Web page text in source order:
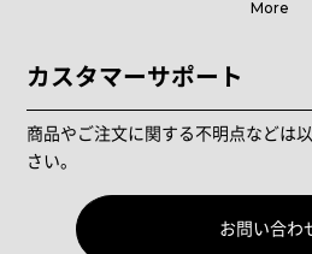
More
カスタマーサポート
商品やご注文に関する不明点などは
さい。
お問い合わ